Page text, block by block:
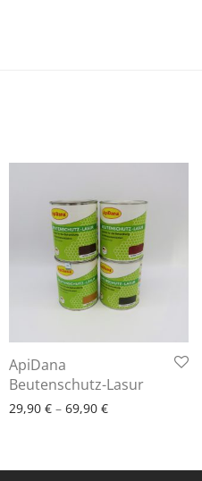
ApiDana
Beutenschutz-Lasur
29,90 € – 69,90 €
6 - 10 Arbeitstage